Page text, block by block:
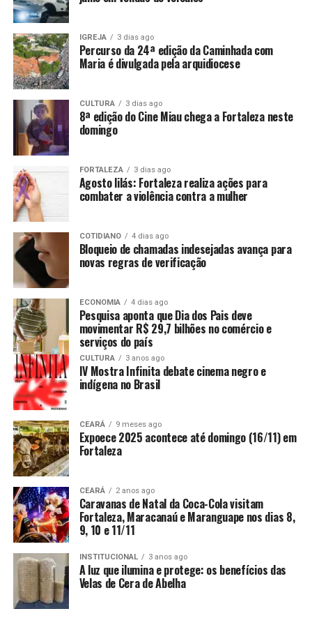
IGREJA 3 dias ago
Percurso da 24ª edição da Caminhada com
Maria é divulgada pela arquidiocese
CULTURA 3 dias ago
8ª edição do Cine Miau chega a Fortaleza neste
domingo
FORTALEZA 3 dias ago
Agosto lilás: Fortaleza realiza ações para
combater a violência contra a mulher
COTIDIANO 4 dias ago
Bloqueio de chamadas indesejadas avança para
novas regras de verificação
ECONOMIA 4 dias ago
Pesquisa aponta que Dia dos Pais deve
movimentar R$ 29,7 bilhões no comércio e
serviços do país
CULTURA 3 anos ago
IV Mostra Infinita debate cinema negro e
indígena no Brasil
CEARÁ 9 meses ago
Expoece 2025 acontece até domingo (16/11) em
Fortaleza
CEARÁ 2 anos ago
Caravanas de Natal da Coca-Cola visitam
Fortaleza, Maracanaú e Maranguape nos dias 8,
9, 10 e 11/11
INSTITUCIONAL 3 anos ago
A luz que ilumina e protege: os benefícios das
Velas de Cera de Abelha